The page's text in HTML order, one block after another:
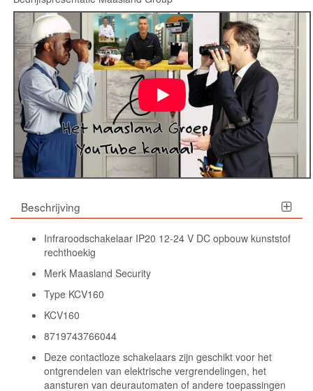
Beschrijving
Infraroodschakelaar IP20 12-24 V DC opbouw kunststof
rechthoekig
Merk Maasland Security
Type KCV160
KCV160
8719743766044
Deze contactloze schakelaars zijn geschikt voor het
ontgrendelen van elektrische vergrendelingen, het
aansturen van deurautomaten of andere toepassingen